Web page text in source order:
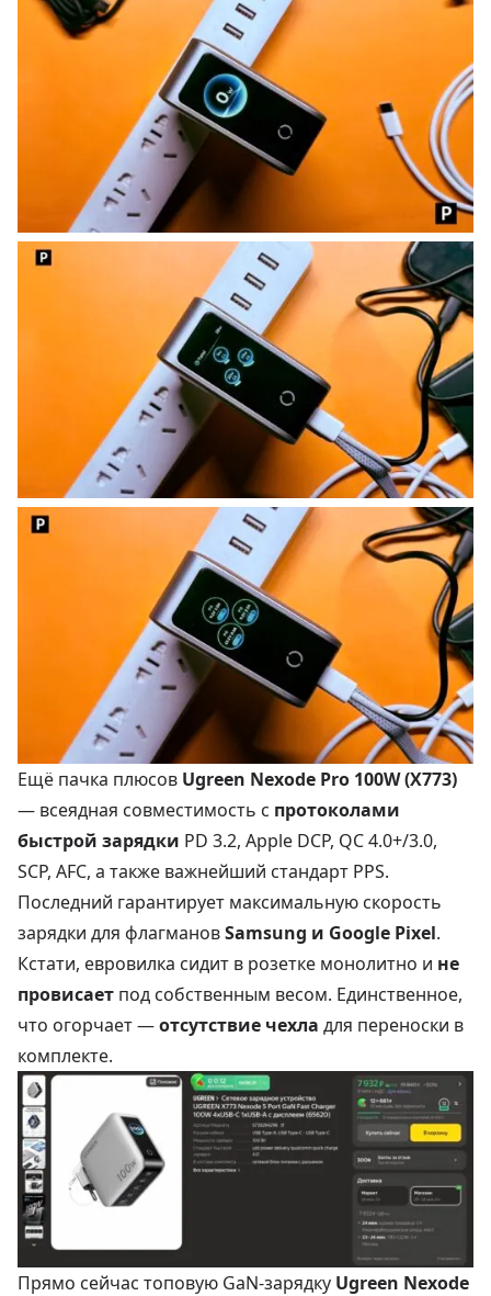
Ещё пачка плюсов Ugreen Nexode Pro 100W (X773)
— всеядная совместимость с протоколами
быстрой зарядки PD 3.2, Apple DCP, QC 4.0+/3.0,
SCP, AFC, а также важнейший стандарт PPS.
Последний гарантирует максимальную скорость
зарядки для флагмановSamsung и Google Pixel.
Кстати, евровилка сидит в розетке монолитно и не
провисает под собственным весом. Единственное,
что огорчает —отсутствие чехла для переноски в
комплекте.
Прямо сейчас топовую GaN-зарядку Ugreen Nexode